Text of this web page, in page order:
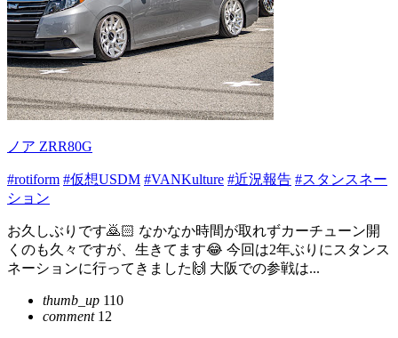
ノア ZRR80G
#rotiform #仮想USDM #VANKulture #近況報告 #スタンスネー
ション
お久しぶりです🙇🏻 なかなか時間が取れずカーチューン開
くのも久々ですが、生きてます😂 今回は2年ぶりにスタンス
ネーションに行ってきました🙌 大阪での参戦は...
thumb_up 110
comment12